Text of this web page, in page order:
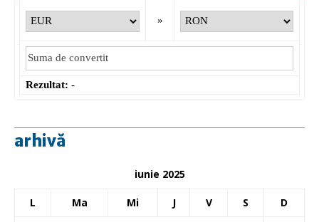
»
Rezultat: -
arhivă
iunie 2025
L Ma Mi J V S D